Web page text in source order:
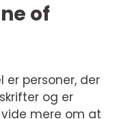
of
er personer, der
og er
mere om at